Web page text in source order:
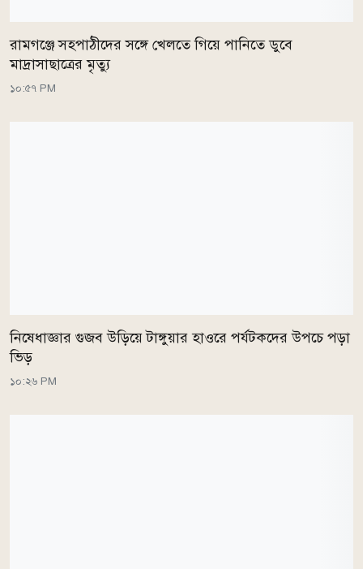
রামগঞ্জে সহপাঠীদের সঙ্গে খেলতে গিয়ে পানিতে ডুবে
মাদ্রাসাছাত্রের মৃত্যু
১০:৫৭ PM
নিষেধাজ্ঞার গুজব উড়িয়ে টাঙ্গুয়ার হাওরে পর্যটকদের উপচে পড়া
ভিড়
১০:২৬ PM